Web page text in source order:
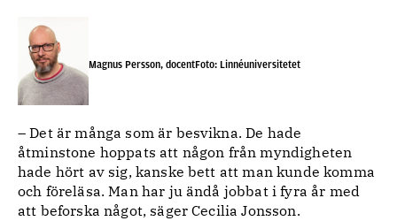
Magnus Persson, docentFoto: Linnéuniversitetet
– Det är många som är besvikna. De hade
åtminstone hoppats att någon från myndigheten
hade hört av sig, kanske bett att man kunde komma
och föreläsa. Man har ju ändå jobbat i fyra år med
att beforska något, säger Cecilia Jonsson.